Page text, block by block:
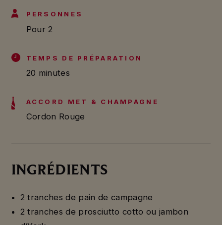
PERSONNES
Pour 2
TEMPS DE PRÉPARATION
20 minutes
ACCORD MET & CHAMPAGNE
Cordon Rouge
INGRÉDIENTS
2 tranches de pain de campagne
2 tranches de prosciutto cotto ou jambon